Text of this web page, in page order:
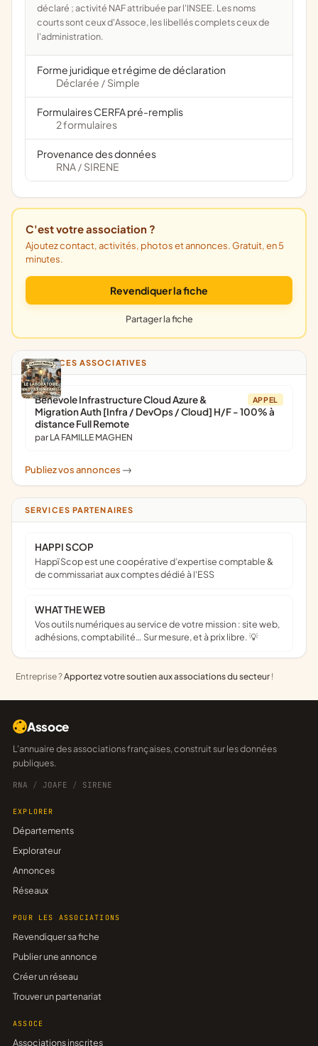
déclaré ; activité NAF attribuée par l'INSEE. Les noms
courts sont ceux d'Assoce, les libellés complets ceux de
l'administration.
Forme juridique et régime de déclaration
Déclarée / Simple
Formulaires CERFA pré-remplis
2 formulaires
Provenance des données
RNA / SIRENE
C'est votre association ?
Ajoutez contact, activités, photos et annonces. Gratuit, en 5
minutes.
Revendiquer la fiche
Partager la fiche
ANNONCES ASSOCIATIVES
APPEL
Bénévole Infrastructure Cloud Azure &
Migration Auth [Infra / DevOps / Cloud] H/F - 100% à
distance Full Remote
par LA FAMILLE MAGHEN
Publiez vos annonces ->
SERVICES PARTENAIRES
HAPPI SCOP
Happï Scop est une coopérative d’expertise comptable &
de commissariat aux comptes dédié à l'ESS
WHAT THE WEB
Vos outils numériques au service de votre mission : site web,
adhésions, comptabilité… Sur mesure, et à prix libre. 💡
Entreprise ?Apportez votre soutien aux associations du secteur !
Assoce
L'annuaire des associations françaises, construit sur les données
publiques.
RNA / JOAFE / SIRENE
EXPLORER
Départements
Explorateur
Annonces
Réseaux
POUR LES ASSOCIATIONS
Revendiquer sa fiche
Publier une annonce
Créer un réseau
Trouver un partenariat
ASSOCE
Associations inscrites